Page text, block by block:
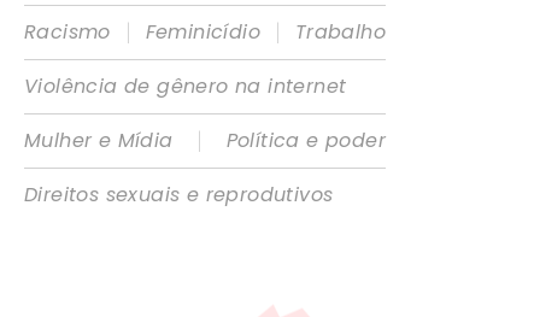
Racismo
| Feminicídio |
Trabalho
Violência de gênero na internet
Mulher e Mídia
|
Política e poder
Direitos sexuais e reprodutivos